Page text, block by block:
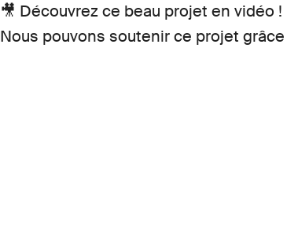
🎥 Découvrez ce beau projet en vidéo !
Nous pouvons soutenir ce projet